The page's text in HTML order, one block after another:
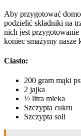
Aby przygotować
podzielić składniki na
nich jest przygotowanie
koniec smażymy nasze
Ciasto:
200 gram mąki
2 jajka
½ litra mleka
Szczypta cukru
Szczypta soli